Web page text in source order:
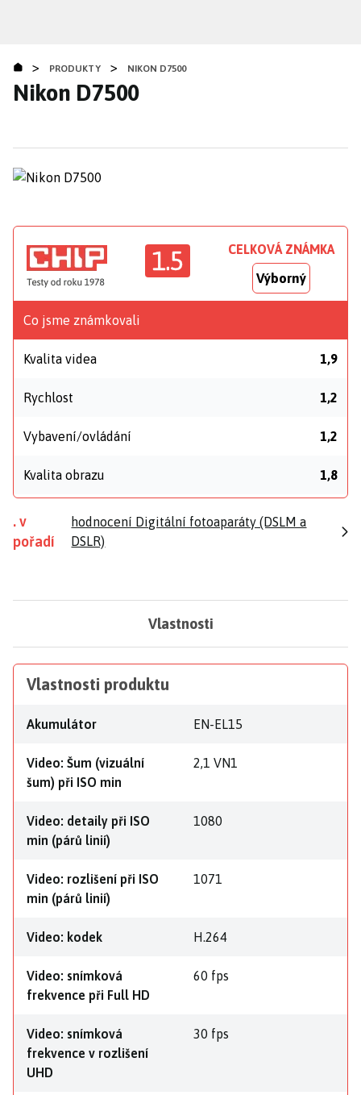
obsahu
> PRODUKTY > NIKON D7500
Nikon D7500
1.5 CELKOVÁ ZNÁMKA
Výborný
Co jsme známkovali
Kvalita videa 1,9
Rychlost 1,2
Vybavení/ovládání 1,2
Kvalita obrazu 1,8
. v
pořadí
hodnocení Digitální fotoaparáty (DSLM a
DSLR)
Vlastnosti
Vlastnosti produktu
Akumulátor EN-EL15
Video: Šum (vizuální
šum) při ISO min
2,1 VN1
Video: detaily při ISO
min (párů linií)
1080
Video: rozlišení při ISO
min (párů linií)
1071
Video: kodek H.264
Video: snímková
frekvence při Full HD
60 fps
Video: snímková
frekvence v rozlišení
UHD
30 fps